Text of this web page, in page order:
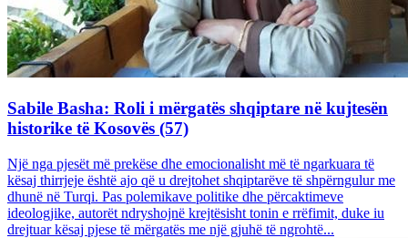
Sabile Basha: Roli i mërgatës shqiptare në kujtesën
historike të Kosovës (57)
Një nga pjesët më prekëse dhe emocionalisht më të ngarkuara të
kësaj thirrjeje është ajo që u drejtohet shqiptarëve të shpërngulur me
dhunë në Turqi. Pas polemikave politike dhe përcaktimeve
ideologjike, autorët ndryshojnë krejtësisht tonin e rrëfimit, duke iu
drejtuar kësaj pjese të mërgatës me një gjuhë të ngrohtë...